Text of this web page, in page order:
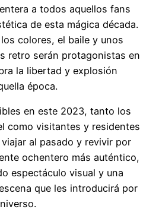
a todos aquellos fans
de esta mágica década.
colores, el baile y unos
retro serán protagonistas en
la libertad y explosión
época.
en este 2023, tanto los
como visitantes y residentes
al pasado y revivir por
ochentero más auténtico,
espectáculo visual y una
que les introducirá por